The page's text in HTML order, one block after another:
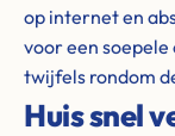
op internet en
voor een
twijfels rondom
Huis snel